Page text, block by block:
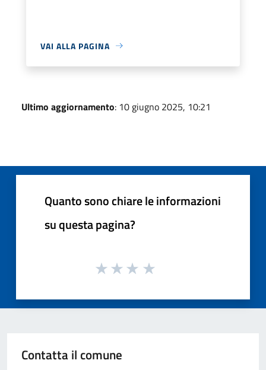
VAI ALLA PAGINA
Ultimo aggiornamento: 10 giugno 2025, 10:21
Quanto sono chiare le informazioni
su questa pagina?
Contatta il comune